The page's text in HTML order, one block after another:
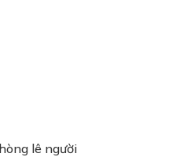
lê người